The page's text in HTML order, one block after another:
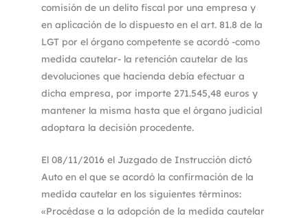
comisión de un delito fiscal por una empresa y
en aplicación de lo dispuesto en el art. 81.8 de la
LGT por el órgano competente se acordó -como
medida cautelar- la retención cautelar de las
devoluciones que hacienda debía efectuar a
dicha empresa, por importe 271.545,48 euros y
mantener la misma hasta que el órgano judicial
adoptara la decisión procedente.
El 08/11/2016 el Juzgado de Instrucción dictó
Auto en el que se acordó la confirmación de la
medida cautelar en los siguientes términos:
«Procédase a la adopción de la medida cautelar